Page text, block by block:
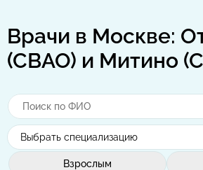
Врачи в Москве:
(СВАО) и Митино
Взрослым